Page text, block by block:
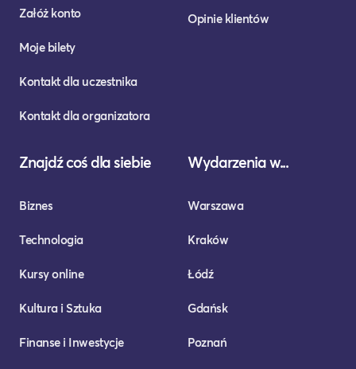
Załóż konto
Moje bilety
Kontakt dla uczestnika
Kontakt dla organizatora
Opinie klientów
Znajdź coś dla siebie
Biznes
Technologia
Kursy online
Kultura i Sztuka
Finanse i Inwestycje
Wydarzenia w...
Warszawa
Kraków
Łódź
Gdańsk
Poznań